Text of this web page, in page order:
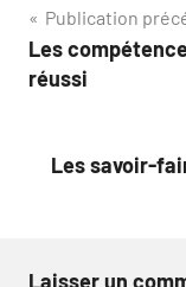
de
Publication
Les
réussi
Les savoir-
Laisser un